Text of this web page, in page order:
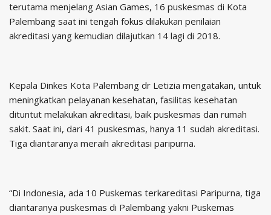
terutama menjelang Asian Games, 16 puskesmas di Kota
Palembang saat ini tengah fokus dilakukan penilaian
akreditasi yang kemudian dilajutkan 14 lagi di 2018.
Kepala Dinkes Kota Palembang dr Letizia mengatakan, untuk
meningkatkan pelayanan kesehatan, fasilitas kesehatan
dituntut melakukan akreditasi, baik puskesmas dan rumah
sakit. Saat ini, dari 41 puskesmas, hanya 11 sudah akreditasi.
Tiga diantaranya meraih akreditasi paripurna.
“Di Indonesia, ada 10 Puskemas terkareditasi Paripurna, tiga
diantaranya puskesmas di Palembang yakni Puskemas